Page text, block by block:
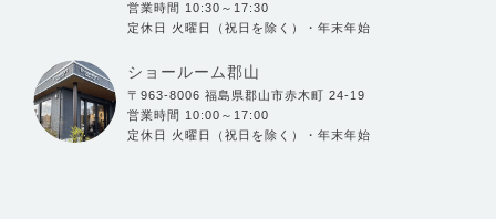
営業時間 10:30～17:30
定休日 火曜日（祝日を除く）・年末年始
ショールーム郡山
〒963-8006 福島県郡山市赤木町 24-19
営業時間 10:00～17:00
定休日 火曜日（祝日を除く）・年末年始